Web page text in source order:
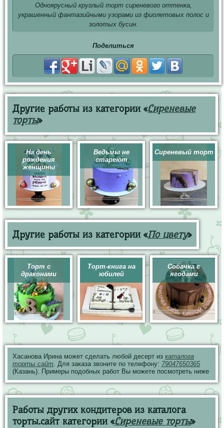
Одноярусный круглый торт сиреневого оттенка,
украшенный фантазийными узорами из фиолетовых полос и
золотых бусин.
Поделиться
Другие работы из категории «Сиреневые
торты»
На день
рождения
женщины
Ведьмы не
стареют
Сиреневый торт
Другие работы из категории «По цвету»
Торт с
драконами
Торт-книга на
юбилей
Собачка с
ягодами
Хасанова Ирина может сделать любой десерт из каталога
торты.сайт. Для заказа звоните по телефону: 79047650365
(Казань). Примеры подобных работ Вы можете посмотреть ниже
Работы других кондитеров из каталога
торты.сайт категории «Сиреневые торты»